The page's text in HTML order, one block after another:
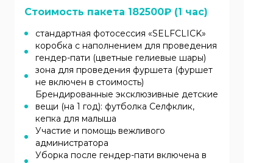
Стоимость пакета 182500₽ (1 час)
стандартная фотосессия «‎SELFCLICK»‎
коробка с наполнением для проведения
гендер-пати (цветные гелиевые шары)
зона для проведения фуршета (фуршет
не включен в стоимость)
Брендированные эксклюзивные детские
вещи (на 1 год): футболка Селфклик,
кепка для малыша
Участие и помощь вежливого
администратора
Уборка после гендер-пати включена в